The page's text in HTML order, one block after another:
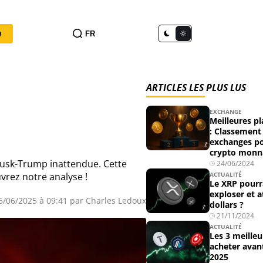
FR
Trump inattendue. Cette
notre analyse !
06/2025 à 09:41 par Charles Ledoux
ARTICLES LES PLUS LUS
EXCHANGE
Meilleures
:
exchanges
crypto
24/06/2024
ACTUALITÉ
Le XRP
exploser et
dollars ?
21/11/2024
ACTUALITÉ
Les 3
acheter
2025